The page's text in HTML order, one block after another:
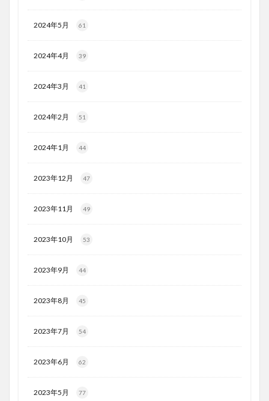
2024年5月 61
2024年4月 39
2024年3月 41
2024年2月 51
2024年1月 44
2023年12月 47
2023年11月 49
2023年10月 53
2023年9月 44
2023年8月 45
2023年7月 54
2023年6月 62
2023年5月 77